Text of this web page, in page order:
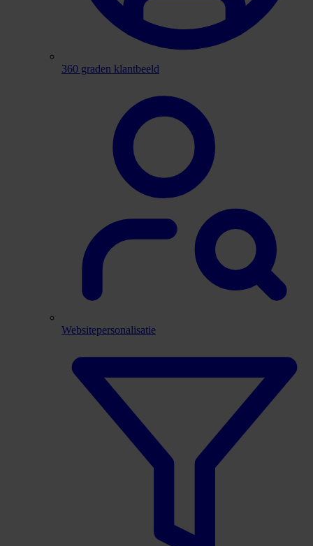
360 graden klantbeeld
Websitepersonalisatie